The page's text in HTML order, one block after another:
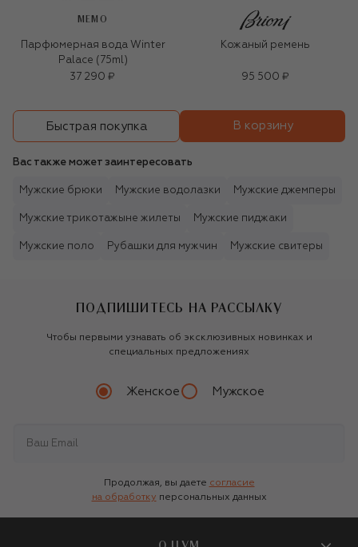
MEMO
Парфюмерная вода Winter
Palace (75ml)
37 290 ₽
Кожаный ремень
95 500 ₽
Быстрая покупка В корзину
Вас также может заинтересовать
Мужские брюки Мужские водолазки Мужские джемперы
Мужские трикотажыне жилеты Мужские пиджаки
Мужские поло Рубашки для мужчин Мужские свитеры
ПОДПИШИТЕСЬ НА РАССЫЛКУ
Чтобы первыми узнавать об эксклюзивных новинках и
специальных предложениях
Женское Мужское
Продолжая, вы даете согласие
на обработку персональных данных